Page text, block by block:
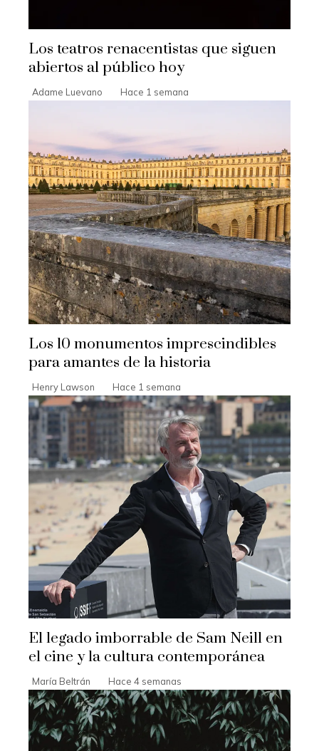
Los teatros renacentistas que siguen
abiertos al público hoy
Adame Luevano Hace 1 semana
Los 10 monumentos imprescindibles
para amantes de la historia
Henry Lawson Hace 1 semana
El legado imborrable de Sam Neill en
el cine y la cultura contemporánea
María Beltrán Hace 4 semanas